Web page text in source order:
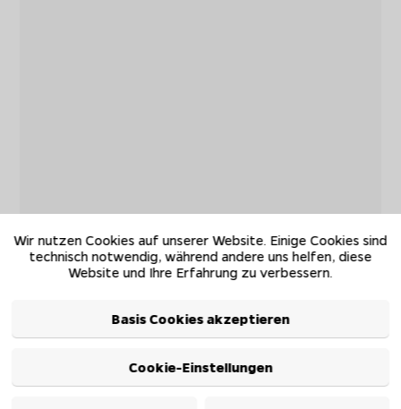
Wir nutzen Cookies auf unserer Website. Einige Cookies sind
technisch notwendig, während andere uns helfen, diese
Website und Ihre Erfahrung zu verbessern.
Basis Cookies akzeptieren
Cookie-Einstellungen